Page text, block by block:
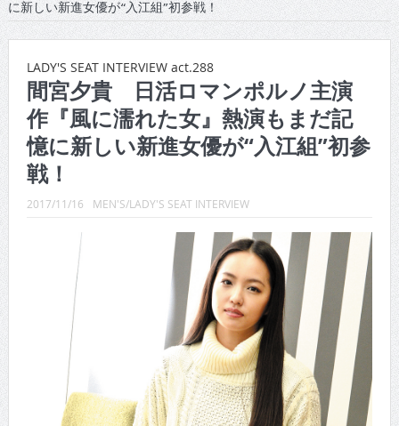
CINEMA×STYLE 289号
CINEMA×STYLE 288号
CINEMA×STYLE 287号
CINEMA×STYLE 286号
CINEMA×STYLE 285号
CINEMA×STYLE 294号
CINEMA×STYLE 293号
に新しい新進女優が“入江組”初参戦！
LADY'S SEAT INTERVIEW act.288
間宮夕貴 日活ロマンポルノ主演
作『風に濡れた女』熱演もまだ記
憶に新しい新進女優が“入江組”初参
戦！
2017/11/16 MEN'S/LADY'S SEAT INTERVIEW